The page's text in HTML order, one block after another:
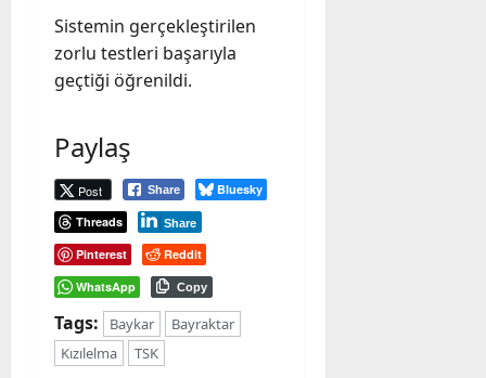
Sistemin gerçekleştirilen
zorlu testleri başarıyla
geçtiği öğrenildi.
Paylaş
Post Share
Bluesky
Threads
Share
Pinterest
Reddit
WhatsApp
Copy
Tags: Baykar
Bayraktar
Kızılelma
TSK